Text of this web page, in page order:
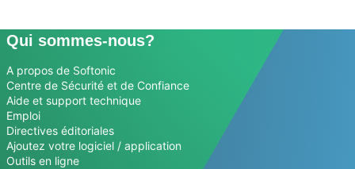
Qui sommes-nous?
A propos de Softonic
Centre de Sécurité et de Confiance
Aide et support technique
Emploi
Directives éditoriales
Ajoutez votre logiciel / application
Outils en ligne